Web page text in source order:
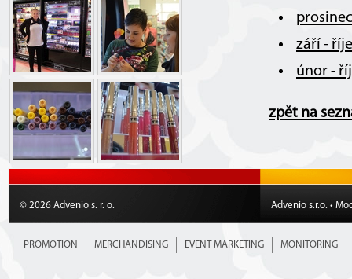
září -
únor -
zpět na
© 2026 Advenio s. r. o. Advenio s.r.o. •
PROMOTION MERCHANDISING EVENT MARKETING MONITORING